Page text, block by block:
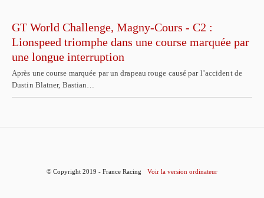
GT World Challenge, Magny-Cours - C2 :
Lionspeed triomphe dans une course marquée par
une longue interruption
Après une course marquée par un drapeau rouge causé par l’accident de
Dustin Blatner, Bastian…
© Copyright 2019 - France Racing Voir la version ordinateur